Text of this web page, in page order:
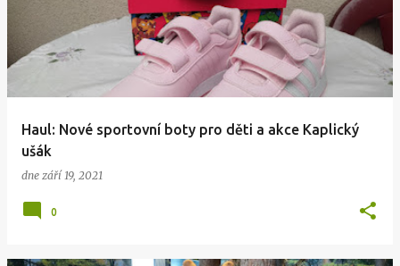
Haul: Nové sportovní boty pro děti a akce Kaplický
ušák
dne září 19, 2021
0